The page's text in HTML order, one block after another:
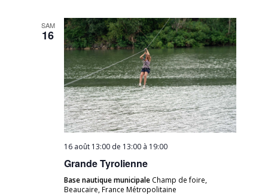
SAM
16
16 août 13:00 de 13:00 à 19:00
Grande Tyrolienne
Base nautique municipale Champ de foire,
Beaucaire, France Métropolitaine